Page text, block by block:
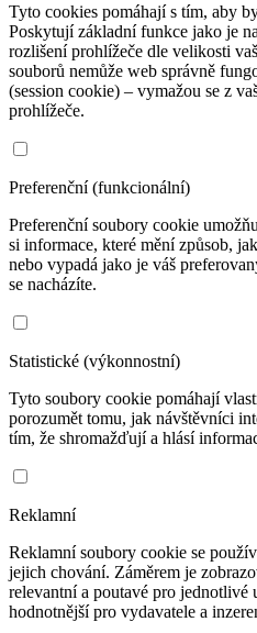
Tyto cookies pomáhají s tím, aby
Poskytují základní funkce jako je
rozlišení prohlížeče dle velikosti
souborů nemůže web správně
(session cookie) – vymažou se z
prohlížeče.
Preferenční (funkcionální)
Preferenční soubory cookie
si informace, které mění způsob,
nebo vypadá jako je váš
se nacházíte.
Statistické (výkonnostní)
Tyto soubory cookie pomáhají
porozumět tomu, jak návštěvníci
tím, že shromažďují a hlásí
Reklamní
Reklamní soubory cookie se
jejich chování. Záměrem je
relevantní a poutavé pro jednotlivé
hodnotnější pro vydavatele a